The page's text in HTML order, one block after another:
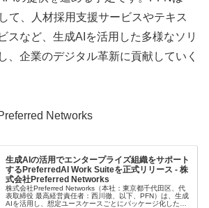
て、人材採用支援サービスやテキス
スなど、生成AIを活用した多様なソリ
、企業のデジタル革新に貢献していく
Networks
生成AIの活用でエンタープライズ組織をサポート
するPreferredAI Work Suiteを正式リリース - 株
式会社Preferred Networks
株式会社Preferred Networks（本社：東京都千代田区、代
表取締役 最高経営責任者：西川徹、以下、PFN）は、生成
AIを活用し、想定ユースケースごとにパッケージ化したプ